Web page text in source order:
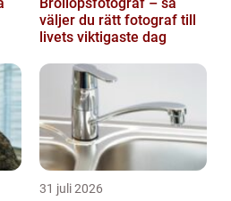
väljer du rätt fotograf till
livets viktigaste dag
31 juli 2026